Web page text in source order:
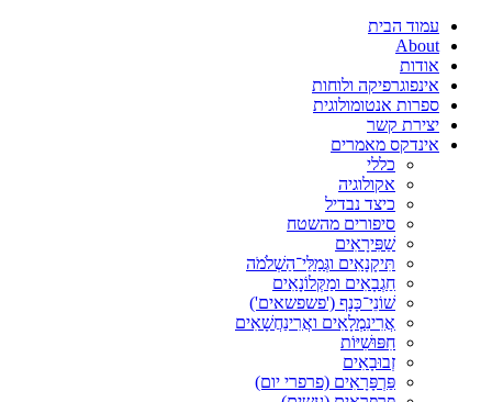
עמוד הבית
About
אודות
אינפוגרפיקה ולוחות
ספרות אנטומולוגית
יצירת קשר
אינדקס מאמרים
כללי
אקולוגיה
כיצד נבדיל
סיפורים מהשטח
שַׁפִּירָאִים
תִּיקָנָאִים וגְּמַלֵּי־הַשְׁלֹמֹה
חַגְבָאִים ומַקְּלוֹנָאִים
שׁוֹנֵי־כָּנָף ('פשפשאים')
אֲרִינִמְלָאִים ואֲרִינַחֲשָׁאִים
חִפּוּשִׁיּוֹת
זְבוּבָאִים
פַּרְפָּרָאִים (פרפרי יום)